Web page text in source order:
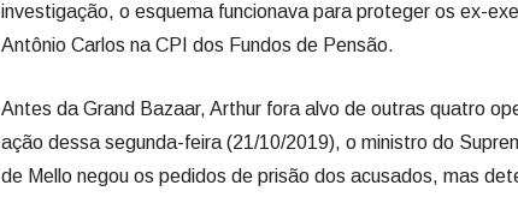
investigação, o esquema funcionava para proteger os ex-
Antônio Carlos na CPI dos Fundos de Pensão.
Antes da Grand Bazaar, Arthur fora alvo de outras quatro
ação dessa segunda-feira (21/10/2019), o ministro do
de Mello negou os pedidos de prisão dos acusados, mas